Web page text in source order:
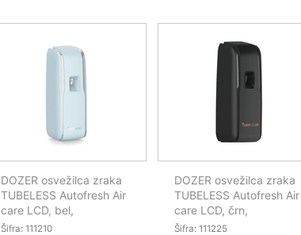
DOZER osvežilca zraka
TUBELESS Autofresh Air
care LCD, bel,
avtomatski
Šifra: 111210
DOZER osvežilca zraka
TUBELESS Autofresh Air
care LCD, črn,
avtomatski
Šifra: 111225